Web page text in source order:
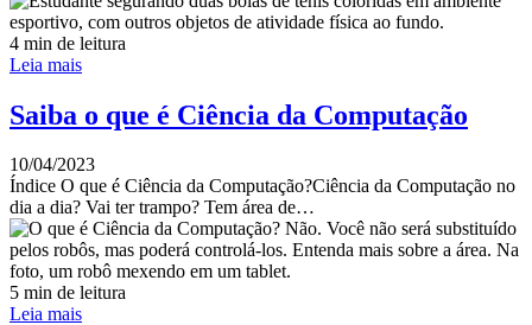
4 min de leitura
Leia mais
Saiba o que é Ciência da Computação
10/04/2023
Índice O que é Ciência da Computação?Ciência da Computação no
dia a dia? Vai ter trampo? Tem área de…
5 min de leitura
Leia mais